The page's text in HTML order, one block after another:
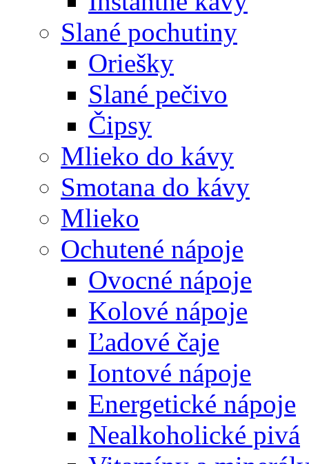
Slané pochutiny
Oriešky
Slané pečivo
Čipsy
Mlieko do kávy
Smotana do kávy
Mlieko
Ochutené nápoje
Ovocné nápoje
Kolové nápoje
Ľadové čaje
Iontové nápoje
Energetické nápoje
Nealkoholické pivá